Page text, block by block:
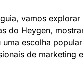
vamos
do Heygen,
uma escolha
de marketing